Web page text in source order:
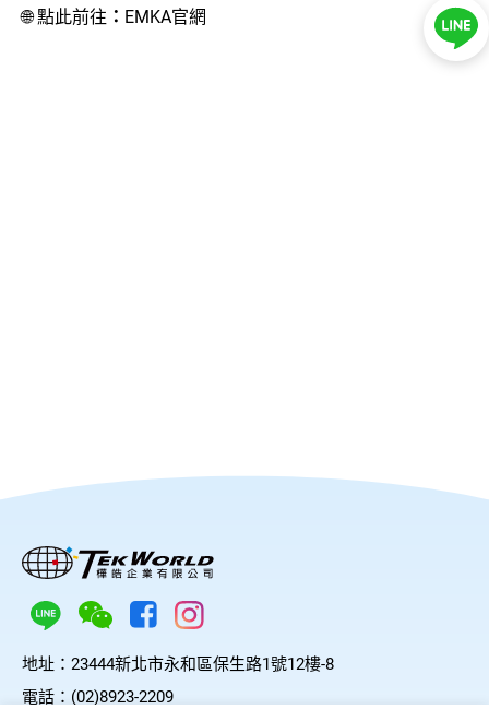
🌐點此前往 ： EMKA官網
地址： 23444新北市永和區保生路1號12樓-8
電話： (02)8923-2209